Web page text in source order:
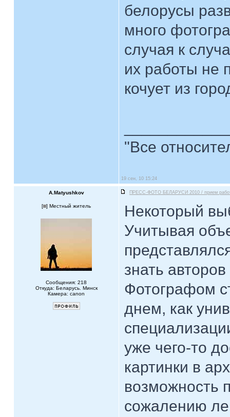
белорусы
много
случая к
их работы не
кочует из
"Все
19 сен, 10 15:24
A.Matyushkov ПРЕСС-ФОТО БЕЛАРУСИ 2010 / прием
[ ] Местный житель
Сообщения: 218
Откуда: Беларусь. Минск
Камера: canon
Некоторый
Учитывая
знать
Фотографом
днем, как
уже чего-то
картинки в
возможность
сожалению